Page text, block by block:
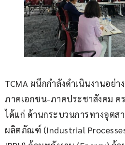
TCMA ผนึกกำลังดำเนินงานอย่
ภาคเอกชน-ภาคประชาสังคม
ได้แก่ ด้านกระบวนการทางอุตส
ผลิตภัณฑ์ (Industrial